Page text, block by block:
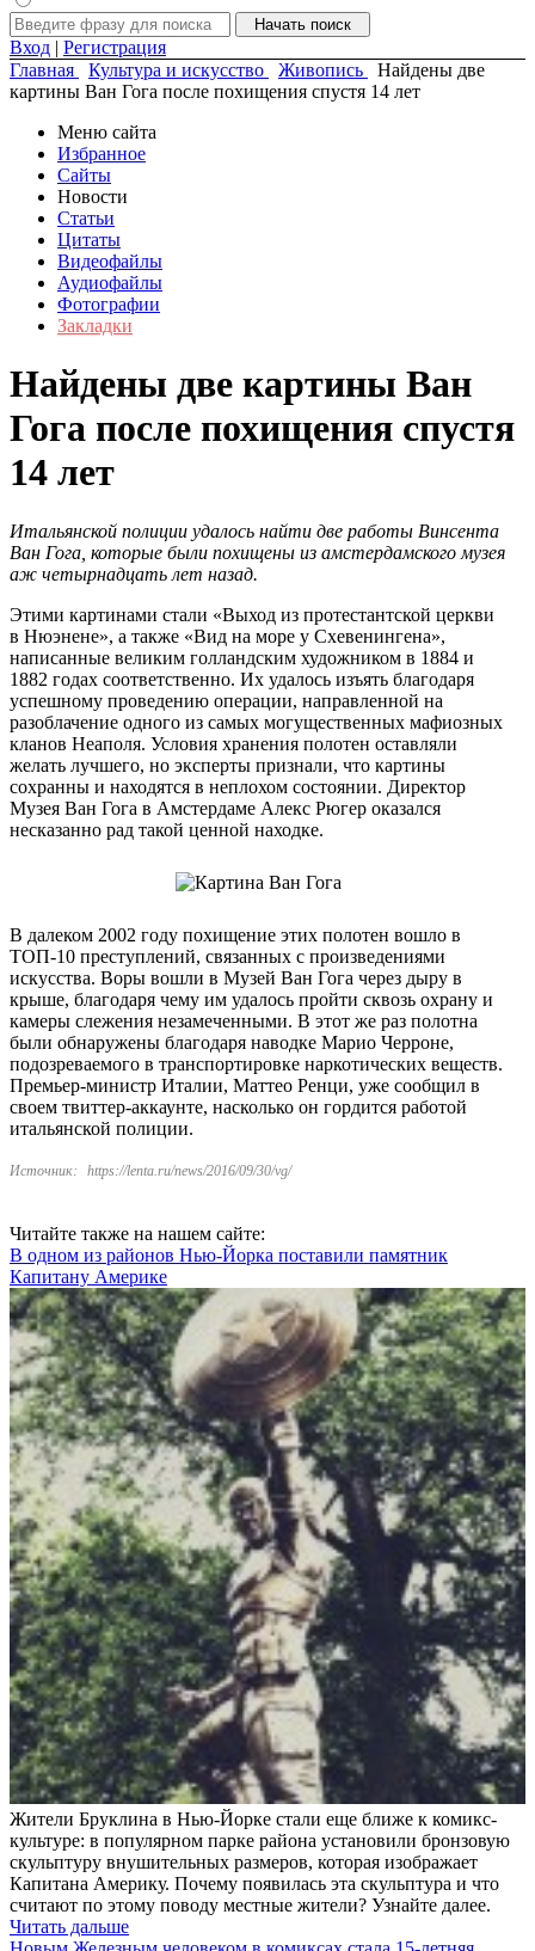
Вход | Регистрация
Главная
Культура и искусство Живопись
Найдены две
картины Ван Гога после похищения спустя 14 лет
Меню сайта
Избранное
Сайты
Новости
Статьи
Цитаты
Видеофайлы
Аудиофайлы
Фотографии
Закладки
Найдены две картины Ван
Гога после похищения спустя
14 лет
Итальянской полиции удалось найти две работы Винсента
Ван Гога, которые были похищены из амстердамского музея
аж четырнадцать лет назад.
Этими картинами стали «Выход из протестантской церкви
в Нюэнене», а также «Вид на море у Схевенингена»,
написанные великим голландским художником в 1884 и
1882 годах соответственно. Их удалось изъять благодаря
успешному проведению операции, направленной на
разоблачение одного из самых могущественных мафиозных
кланов Неаполя. Условия хранения полотен оставляли
желать лучшего, но эксперты признали, что картины
сохранны и находятся в неплохом состоянии. Директор
Музея Ван Гога в Амстердаме Алекс Рюгер оказался
несказанно рад такой ценной находке.
В далеком 2002 году похищение этих полотен вошло в
ТОП-10 преступлений, связанных с произведениями
искусства. Воры вошли в Музей Ван Гога через дыру в
крыше, благодаря чему им удалось пройти сквозь охрану и
камеры слежения незамеченными. В этот же раз полотна
были обнаружены благодаря наводке Марио Черроне,
подозреваемого в транспортировке наркотических веществ.
Премьер-министр Италии, Маттео Ренци, уже сообщил в
своем твиттер-аккаунте, насколько он гордится работой
итальянской полиции.
Источник: https://lenta.ru/news/2016/09/30/vg/
Читайте также на нашем сайте:
В одном из районов Нью-Йорка поставили памятник
Капитану Америке
Жители Бруклина в Нью-Йорке стали еще ближе к комикс-
культуре: в популярном парке района установили бронзовую
скульптуру внушительных размеров, которая изображает
Капитана Америку. Почему появилась эта скульптура и что
считают по этому поводу местные жители? Узнайте далее.
Читать дальше